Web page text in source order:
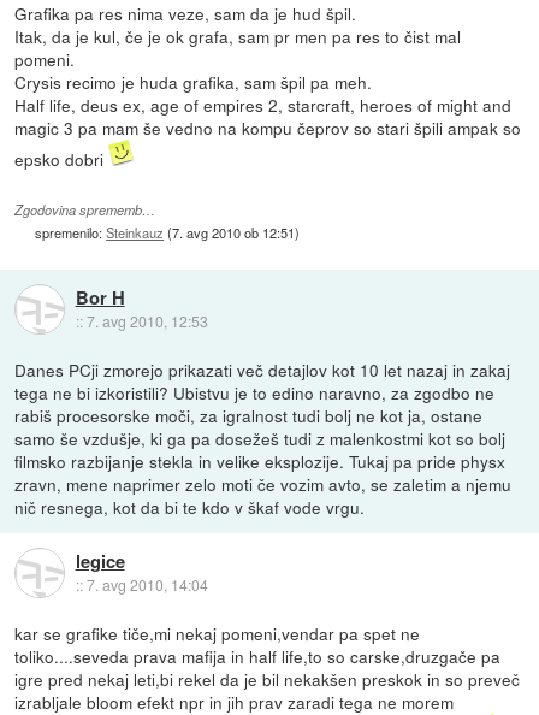
Grafika pa res nima veze, sam da je hud špil.
Itak, da je kul, če je ok grafa, sam pr men pa res to čist mal
pomeni.
Crysis recimo je huda grafika, sam špil pa meh.
Half life, deus ex, age of empires 2, starcraft, heroes of might and
magic 3 pa mam še vedno na kompu čeprov so stari špili ampak so
epsko dobri
Zgodovina sprememb…
spremenilo:Steinkauz (7. avg 2010 ob 12:51)
Bor H
::7. avg 2010, 12:53
Danes PCji zmorejo prikazati več detajlov kot 10 let nazaj in zakaj
tega ne bi izkoristili? Ubistvu je to edino naravno, za zgodbo ne
rabiš procesorske moči, za igralnost tudi bolj ne kot ja, ostane
samo še vzdušje, ki ga pa dosežeš tudi z malenkostmi kot so bolj
filmsko razbijanje stekla in velike eksplozije. Tukaj pa pride physx
zravn, mene naprimer zelo moti če vozim avto, se zaletim a njemu
nič resnega, kot da bi te kdo v škaf vode vrgu.
legice
::7. avg 2010, 14:04
kar se grafike tiče,mi nekaj pomeni,vendar pa spet ne
toliko....seveda prava mafija in half life,to so carske,druzgače pa
igre pred nekaj leti,bi rekel da je bil nekakšen preskok in so preveč
izrabljale bloom efekt npr in jih prav zaradi tega ne morem